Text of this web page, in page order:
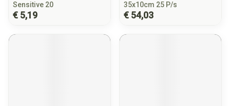
Sensitive 20
€ 5,19
35x10cm 25 P/s
€ 54,03